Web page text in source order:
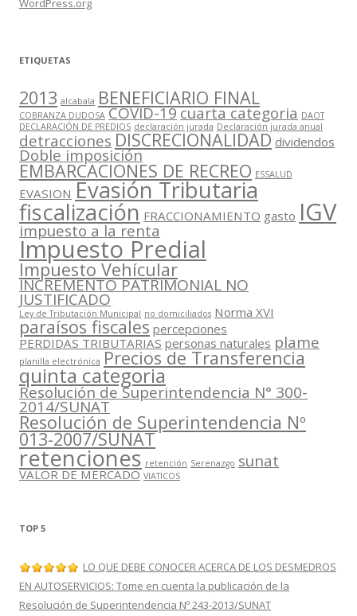
WordPress.org
ETIQUETAS
2013 alcabala BENEFICIARIO FINAL
COBRANZA DUDOSA COVID-19cuarta categoria DAOT
DECLARACIÓN DE PREDIOS declaración jurada Declaración jurada anual
detracciones DISCRECIONALIDAD dividendos
Doble imposición
EMBARCACIONES DE RECREO ESSALUD
EVASION Evasión Tributaria
fiscalización FRACCIONAMIENTO gasto IGV
impuesto a la renta
Impuesto Predial
Impuesto Vehícular
INCREMENTO PATRIMONIAL NO
JUSTIFICADO
Ley de Tributación Municipal no domiciliados Norma XVI
paraísos fiscales percepciones
PERDIDAS TRIBUTARIAS personas naturales plame
planilla electrónica Precios de Transferencia
quinta categoria
Resolución de Superintendencia N° 300-
2014/SUNAT
Resolución de Superintendencia Nº
013-2007/SUNAT
retenciones retención Serenazgo sunat
VALOR DE MERCADO VIATICOS
TOP 5
LO QUE DEBE CONOCER ACERCA DE LOS DESMEDROS
EN AUTOSERVICIOS: Tome en cuenta la publicación de la
Resolución de Superintendencia Nº 243-2013/SUNAT